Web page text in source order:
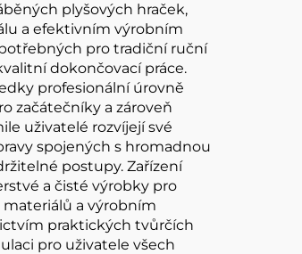
plyšových hraček,
a efektivním výrobním
pro tradiční ruční
dokončovací práce.
profesionální úrovně
začátečníky a zároveň
uživatelé rozvíjejí své
spojených s hromadnou
postupy. Zařízení
a čisté výrobky pro
a výrobním
praktických tvůrčích
pro uživatele všech